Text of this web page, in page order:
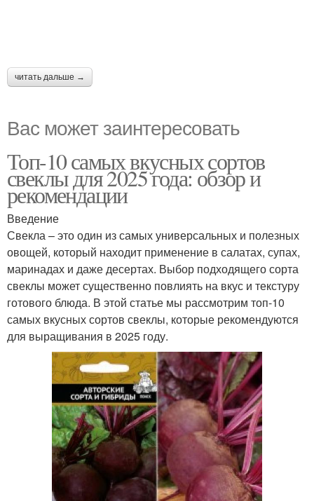
читать дальше →
Вас может заинтересовать
Топ-10 самых вкусных сортов
свеклы для 2025 года: обзор и
рекомендации
Введение
Свекла – это один из самых универсальных и полезных
овощей, который находит применение в салатах, супах,
маринадах и даже десертах. Выбор подходящего сорта
свеклы может существенно повлиять на вкус и текстуру
готового блюда. В этой статье мы рассмотрим топ-10
самых вкусных сортов свеклы, которые рекомендуются
для выращивания в 2025 году.